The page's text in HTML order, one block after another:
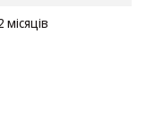
місяців